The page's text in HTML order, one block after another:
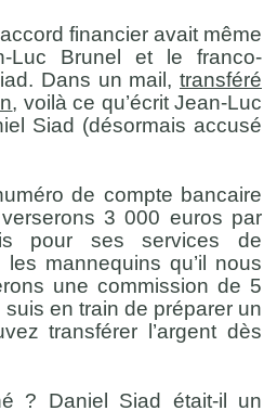
financier avait même
Luc Brunel et le franco-
Dans un mail, transféré
, voilà ce qu’écrit Jean-Luc
Siad (désormais accusé
de compte bancaire
3 000 euros par
pour ses services de
mannequins qu’il nous
une commission de 5
en train de préparer un
transférer l’argent dès
? Daniel Siad était-il un